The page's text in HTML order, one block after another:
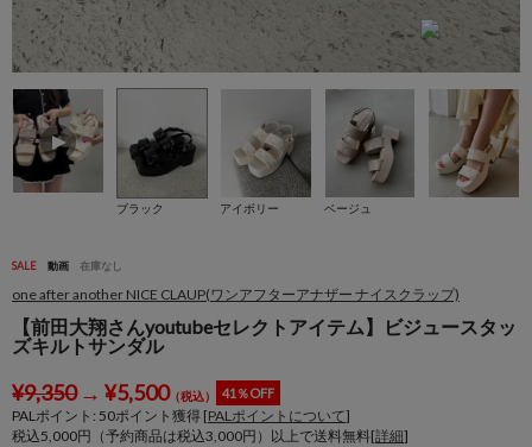
ブラック アイボリー ベージュ
SALE 動画 在庫なし
one after another NICE CLAUP(ワンアフターアナザー ナイスクラップ)
【前田大翔さんyoutubeセレクトアイテム】ビジュースタッ
ズキルトサンダル
¥9,350→ ¥5,500（税込） 41％OFF
PALポイント: 50ポイント獲得 [PALポイントについて]
税込5,000円（予約商品は税込3,000円）以上で送料無料[詳細]